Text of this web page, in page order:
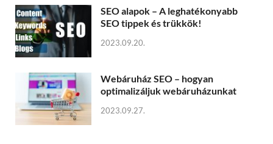
SEO alapok – A leghatékonyabb
SEO tippek és trükkök!
2023.09.20.
Webáruház SEO – hogyan
optimalizáljuk webáruházunkat
2023.09.27.